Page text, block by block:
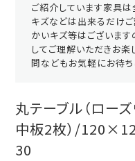
ご紹介しています家具
キズなどは出来るだけ
かいキズ等はございま
してご理解いただきお楽
問などもお気軽にお待ち
丸テーブル（ローズ
中板2枚）/
30